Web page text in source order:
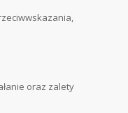
oraz zalety